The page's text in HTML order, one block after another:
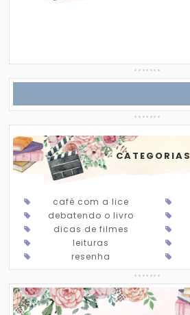
CATEGORIAS
café com a lice
debatendo o livro
dicas de filmes
leituras
resenha